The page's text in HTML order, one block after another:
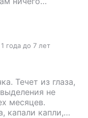
года до 7 лет
Течет из глаза,
не
месяцев.
капали капли,